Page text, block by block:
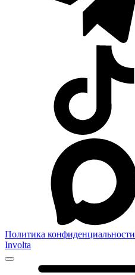
Политика конфиденциальности
Involta